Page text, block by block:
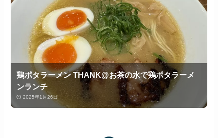
鶏ポタラーメン THANK@お茶の水で鶏ポタラーメ
ンランチ
2025年1月26日